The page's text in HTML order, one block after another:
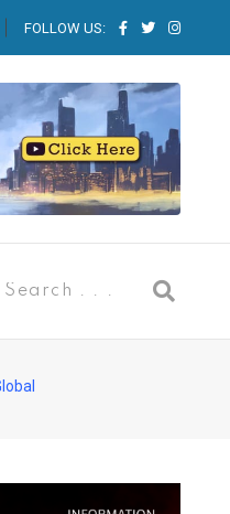
FOLLOW US: